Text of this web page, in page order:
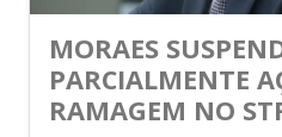
MORAES
PARCIALMENTE
RAMAGEM NO